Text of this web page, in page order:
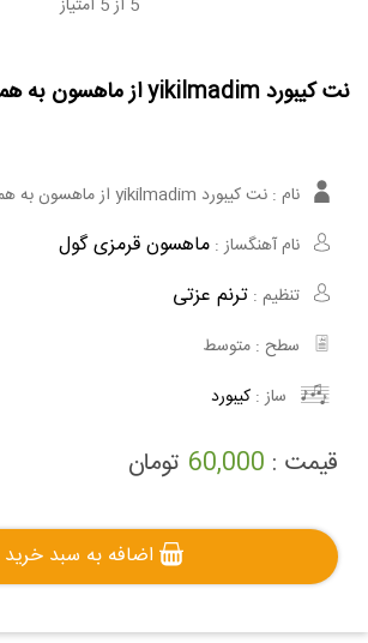
5 از 5 امتیاز
نت کیبورد yikilmadim از ماهسون به همراه آکورد
نام : نت کیبورد yikilmadim از ماهسون به همراه آکورد
نام آهنگساز : ماهسون قرمزی گول
تنظیم : ترنم عزتی
سطح : متوسط
ساز : کیبورد
قیمت : 60,000 تومان
اضافه به سبد خرید